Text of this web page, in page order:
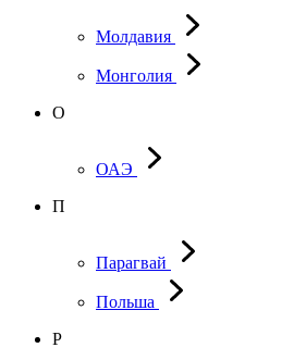
Молдавия
Монголия
О
ОАЭ
П
Парагвай
Польша
Р